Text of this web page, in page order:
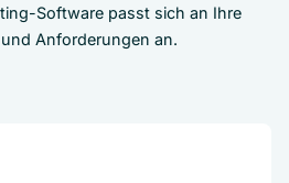
Software passt sich an Ihre
Anforderungen an.